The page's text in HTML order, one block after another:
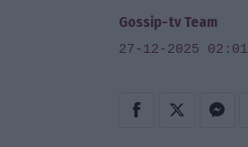
Gossip-tv Team
27-12-2025 02:01